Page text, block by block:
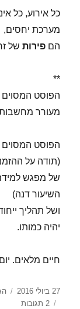
כל אירוע, כל
מערכת יחסים,
הםפירות של
**
הפוסט
מעורר מחשבות
הפוסט
(תודה על
של מפגש
השיעור דנה)
ושל תהליך
יהיה כמותו.
חיים מלאים.
פורסם
בתאריך
27 ביולי 2016
2 תגובות
על